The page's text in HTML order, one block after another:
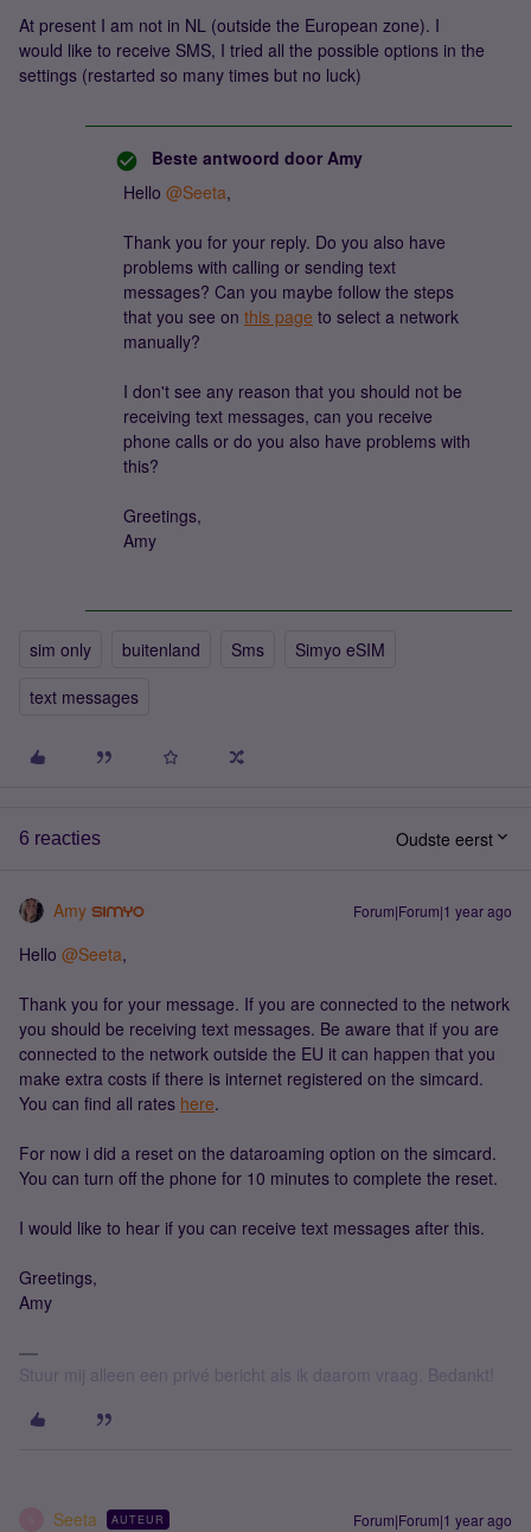
At present I am not in NL (outside the European zone). I
would like to receive SMS, I tried all the possible options in the
settings (restarted so many times but no luck)
Beste antwoord door Amy
Hello ​ @Seeta,
Thank you for your reply. Do you also have
problems with calling or sending text
messages? Can you maybe follow the steps
that you see on this page to select a network
manually?
I don't see any reason that you should not be
receiving text messages, can you receive
phone calls or do you also have problems with
this?
Greetings,
Amy
sim only buitenland Sms
Simyo eSIM
text messages
6 reacties Oudste eerst
Amy Forum|Forum|1 year ago
Hello ​ @Seeta,
Thank you for your message. If you are connected to the network
you should be receiving text messages. Be aware that if you are
connected to the network outside the EU it can happen that you
make extra costs if there is internet registered on the simcard.
You can find all rates here.
For now i did a reset on the dataroaming option on the simcard.
You can turn off the phone for 10 minutes to complete the reset.
I would like to hear if you can receive text messages after this.
Greetings,
Amy
Stuur mij alleen een privé bericht als ik daarom vraag. Bedankt!
Seeta AUTEUR Forum|Forum|1 year ago